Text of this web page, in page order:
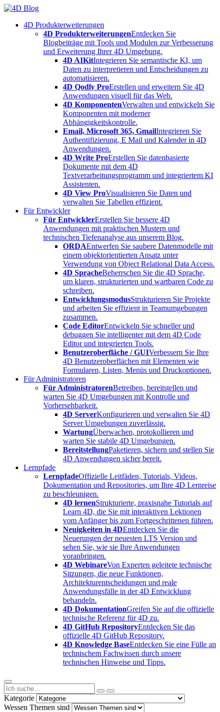
Skip
content4D Produkterweiterungen
4D ProdukterweiterungenEntdecken Sie
Blogbeiträge mit Tools und Modulen zur Verbesserung
und Erweiterung Ihrer 4D Umgebung.
4D AIKitIntegrieren Sie semantische KI, um
Daten zu interpretieren und Entscheidungen zu
automatisieren.
4D Qodly ProErstellen und erweitern Sie 4D
Anwendungen visuell für das Web.
4D KomponentenVerwalten und entwickeln Sie
Komponenten mit moderner
Abhängigkeitskontrolle.
Email, Microsoft 365, GmailIntegrieren Sie
Authentifizierung, E Mail und Kalender in 4D
Anwendungen.
4D Write ProErstellen Sie datenbasierte
Dokumente mit dem 4D
Textverarbeitungsprogramm und integriertem KI
Assistenten.
4D View ProVisualisieren Sie Daten und
verwalten Sie Tabellen effizient.
Für Entwickler
Für EntwicklerErstellen Sie bessere 4D
Anwendungen mit praktischen Mustern und
technischen Tiefenanalyse aus unserem Blog.
ORDAEntwerfen Sie saubere Datenmodelle mit
einem objektorientierten Ansatz unter
Verwendung von Object Relational Data Access.
4D SpracheBeherrschen Sie die 4D Sprache,
um klaren, strukturierten und wartbaren Code zu
schreiben.
EntwicklungsmodusStrukturieren Sie Projekte
und arbeiten Sie effizient in Teamumgebungen
zusammen.
Code EditorEntwickeln Sie schneller und
debuggen Sie intelligenter mit dem 4D Code
Editor und integrierten Tools.
Benutzeroberfläche / GUIVerbessern Sie Ihre
4D Benutzeroberflächen mit Elementen wie
Formularen, Listen, Menüs und Druckoptionen.
Für Administratoren
Für AdministratorenBetreiben, bereitstellen und
warten Sie 4D Umgebungen mit Kontrolle und
Vorhersehbarkeit.
4D ServerKonfigurieren und verwalten Sie 4D
Server Umgebungen zuverlässig.
WartungÜberwachen, protokollieren und
warten Sie stabile 4D Umgebungen.
BereitstellungPaketieren, sichern und stellen Sie
4D Anwendungen sicher bereit.
Lernpfade
LernpfadeOffizielle Leitfäden, Tutorials, Videos,
Dokumentation und Repositories, um Ihre 4D Lernreise
zu beschleunigen.
4D lernenStrukturierte, praxisnahe Tutorials auf
Learn 4D, die Sie mit interaktiven Lektionen
vom Anfänger bis zum Fortgeschrittenen führen.
Neuigkeiten in 4DEntdecken Sie die
Neuerungen der neuesten LTS Version und
sehen Sie, wie sie Ihre Anwendungen
voranbringen.
4D WebinareVon Experten geleitete technische
Sitzungen, die neue Funktionen,
Architekturentscheidungen und reale
Anwendungsfälle in der 4D Entwicklung
behandeln.
4D DokumentationGreifen Sie auf die offizielle
technische Referenz für 4D zu.
4D GitHub RepositoryEntdecken Sie das
offizielle 4D GitHub Repository.
4D Knowledge BaseEntdecken Sie eine Fülle an
technischem Fachwissen durch unsere
technischen Hinweise und Tipps.
Kategorie
Wessen Themen sind